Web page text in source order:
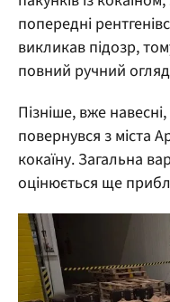
попередні
викликав підозр,
повний ручний
Пізніше, вже
повернувся з міста
кокаїну. Загальна
оцінюється ще